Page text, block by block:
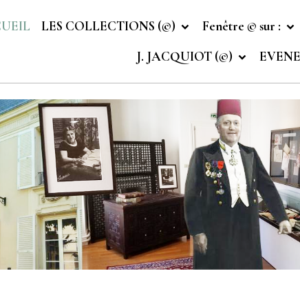
LES COLLECTIONS (©) Fenêtre © sur :
J. JACQUIOT (©)